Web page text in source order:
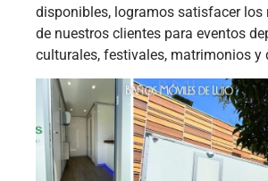
disponibles, logramos satisfacer los
de nuestros clientes para eventos
culturales, festivales, matrimonios y